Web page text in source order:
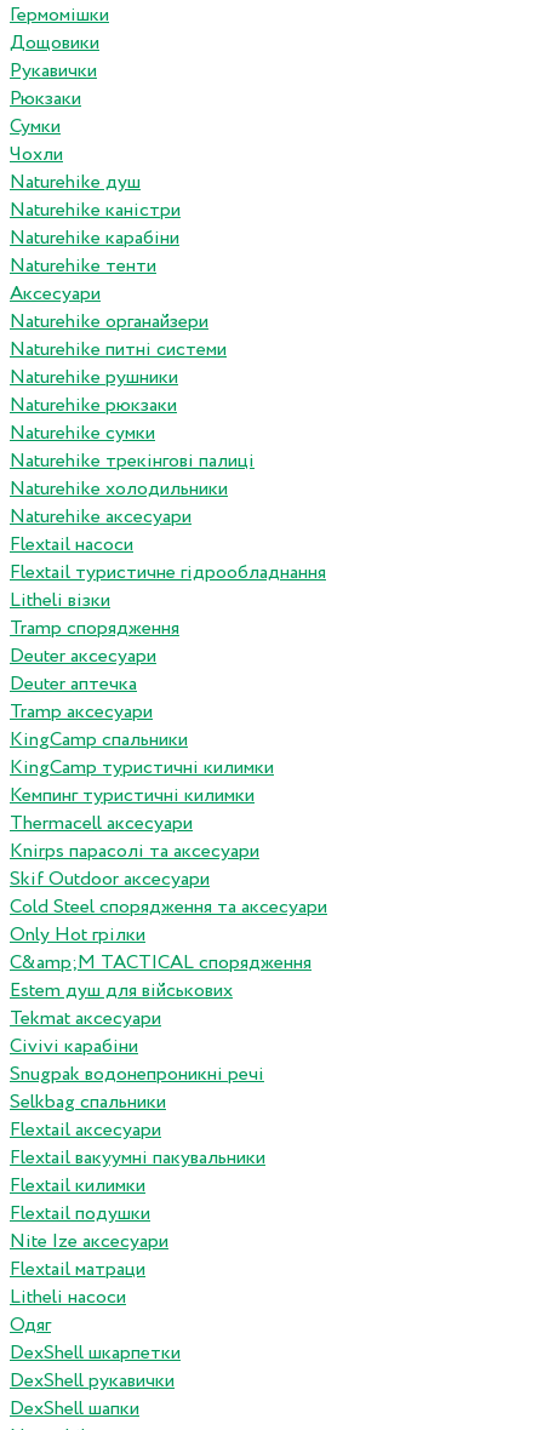
Гермомішки
Дощовики
Рукавички
Рюкзаки
Сумки
Чохли
Naturehike душ
Naturehike каністри
Naturehike карабіни
Naturehike тенти
Аксесуари
Naturehike органайзери
Naturehike питні системи
Naturehike рушники
Naturehike рюкзаки
Naturehike сумки
Naturehike трекінгові палиці
Naturehike холодильники
Naturehike аксесуари
Flextail насоси
Flextail туристичне гідрообладнання
Litheli візки
Tramp спорядження
Deuter аксесуари
Deuter аптечка
Tramp аксесуари
KingCamp спальники
KingCamp туристичні килимки
Кемпинг туристичні килимки
Thermacell аксесуари
Knirps парасолі та аксесуари
Skif Outdoor аксесуари
Cold Steel спорядження та аксесуари
Only Hot грілки
C&amp;M TACTICAL спорядження
Estem душ для військових
Tekmat аксесуари
Сivivi карабіни
Snugpak водонепроникні речі
Selkbag спальники
Flextail аксесуари
Flextail вакуумні пакувальники
Flextail килимки
Flextail подушки
Nite Ize аксесуари
Flextail матраци
Litheli насоси
Одяг
DexShell шкарпетки
DexShell рукавички
DexShell шапки